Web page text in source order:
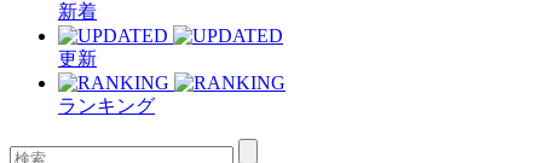
新着
更新
ランキング